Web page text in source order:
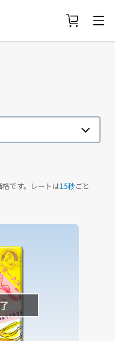
です。レートは15秒ごと